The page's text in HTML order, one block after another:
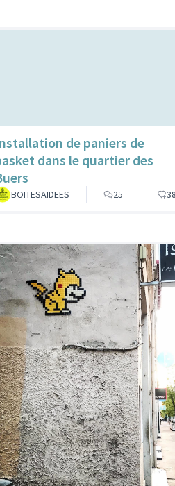
de paniers de
dans le quartier des
BOITESAIDEES 25 38